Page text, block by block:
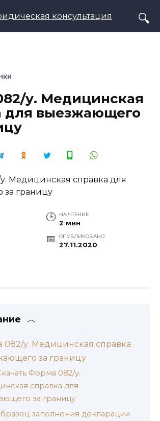
у. Медицинская
для выезжающего
НА ЧТЕНИЕ
2 мин
ОПУБЛИКОВАНО
27.11.2020
082/у. Медицинская справка
за границу
Форма 082/у.
справка для
за границу
заполнения декларации